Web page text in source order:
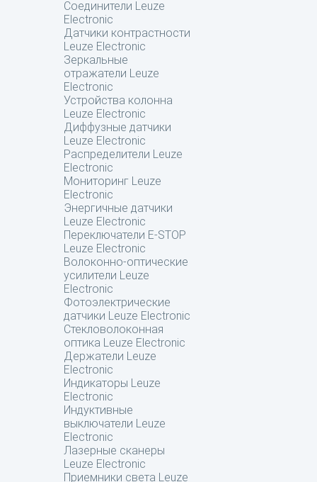
Соединители Leuze
Electronic
Датчики контрастности
Leuze Electronic
Зеркальные
отражатели Leuze
Electronic
Устройства колонна
Leuze Electronic
Диффузные датчики
Leuze Electronic
Распределители Leuze
Electronic
Мониторинг Leuze
Electronic
Энергичные датчики
Leuze Electronic
Переключатели E-STOP
Leuze Electronic
Волоконно-оптические
усилители Leuze
Electronic
Фотоэлектрические
датчики Leuze Electronic
Стекловолоконная
оптика Leuze Electronic
Держатели Leuze
Electronic
Индикаторы Leuze
Electronic
Индуктивные
выключатели Leuze
Electronic
Лазерные сканеры
Leuze Electronic
Приемники света Leuze